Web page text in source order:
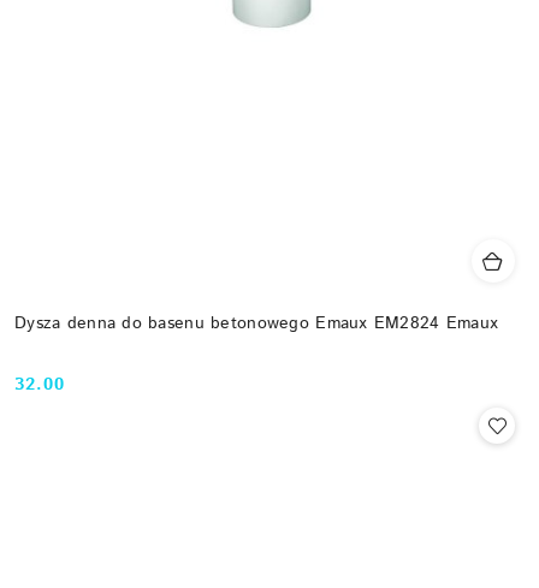
Dysza denna do basenu betonowego Emaux EM2824 Emaux
Cena:
32.00